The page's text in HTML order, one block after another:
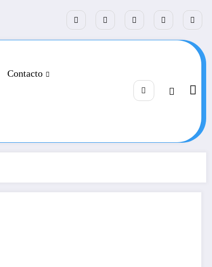
Contacto